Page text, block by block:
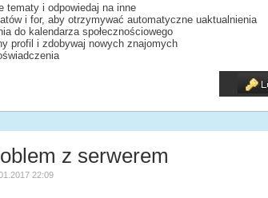
tematy i odpowiedaj na inne
i for, aby otrzymywać automatyczne uaktualnienia
do kalendarza społecznościowego
profil i zdobywaj nowych znajomych
z serwerem
22:09